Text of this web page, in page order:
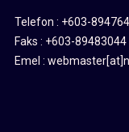
Telefon : +603-
Faks : +603-89483044
Emel :